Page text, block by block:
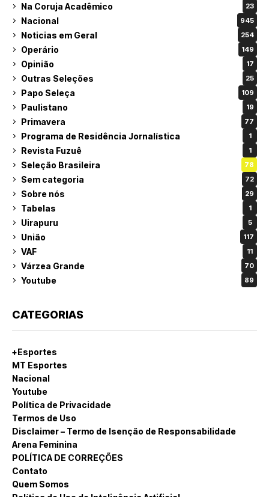
Na Coruja Acadêmico 23
Nacional 945
Noticias em Geral 254
Operário 149
Opinião 17
Outras Seleções 25
Papo Seleça 109
Paulistano 19
Primavera 77
Programa de Residência Jornalística 1
Revista Fuzuê 1
Seleção Brasileira 78
Sem categoria 72
Sobre nós 29
Tabelas 1
Uirapuru 5
União 117
VAF 11
Várzea Grande 70
Youtube 89
CATEGORIAS
+Esportes
MT Esportes
Nacional
Youtube
Política de Privacidade
Termos de Uso
Disclaimer – Termo de Isenção de Responsabilidade
Arena Feminina
POLÍTICA DE CORREÇÕES
Contato
Quem Somos